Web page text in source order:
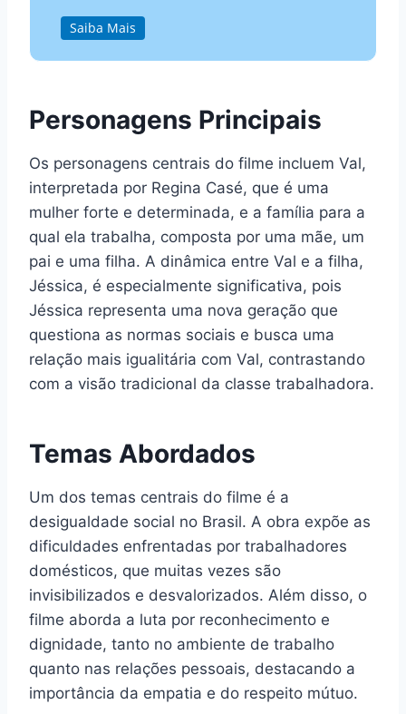
Saiba Mais
Personagens Principais
Os personagens centrais do filme incluem Val,
interpretada por Regina Casé, que é uma
mulher forte e determinada, e a família para a
qual ela trabalha, composta por uma mãe, um
pai e uma filha. A dinâmica entre Val e a filha,
Jéssica, é especialmente significativa, pois
Jéssica representa uma nova geração que
questiona as normas sociais e busca uma
relação mais igualitária com Val, contrastando
com a visão tradicional da classe trabalhadora.
Temas Abordados
Um dos temas centrais do filme é a
desigualdade social no Brasil. A obra expõe as
dificuldades enfrentadas por trabalhadores
domésticos, que muitas vezes são
invisibilizados e desvalorizados. Além disso, o
filme aborda a luta por reconhecimento e
dignidade, tanto no ambiente de trabalho
quanto nas relações pessoais, destacando a
importância da empatia e do respeito mútuo.